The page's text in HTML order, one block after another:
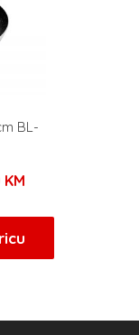
BL-
KMTrenutna
je:
17,00 KM.